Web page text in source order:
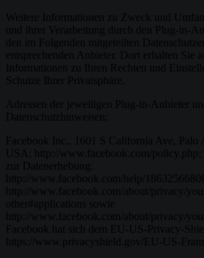
Weitere Informationen zu Zweck und
und ihrer Verarbeitung durch den Plug-in-
den im Folgenden mitgeteilten
entsprechenden Anbieter. Dort erhalten Sie
Informationen zu Ihren Rechten und
Schutze Ihrer Privatsphäre.
Adressen der jeweiligen Plug-in-Anbieter
Datenschutzhinweisen:
Facebook Inc., 1601 S California Ave, Palo
USA; http://www.facebook.com/policy.php;
zur Datenerhebung:
http://www.facebook.com/help/
http://www.facebook.com/about/privacy/
other#applications sowie
http://www.facebook.com/about/privacy/
Facebook hat sich dem EU-US-Privacy-
https://www.privacyshield.gov/EU-US-